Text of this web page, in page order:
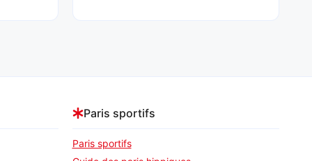
Paris sportifs
Paris sportifs